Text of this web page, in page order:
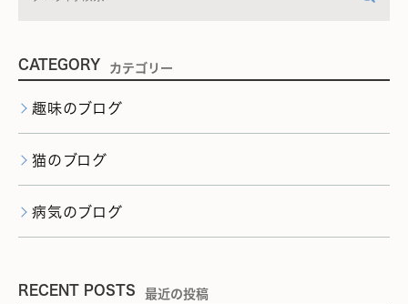
CATEGORY カテゴリー
趣味のブログ
猫のブログ
病気のブログ
RECENT POSTS 最近の投稿